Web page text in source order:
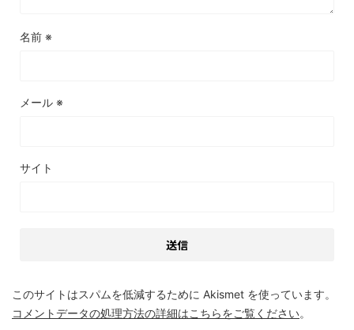
名前 ※
メール ※
サイト
このサイトはスパムを低減するために Akismet を使っています。
コメントデータの処理方法の詳細はこちらをご覧ください。